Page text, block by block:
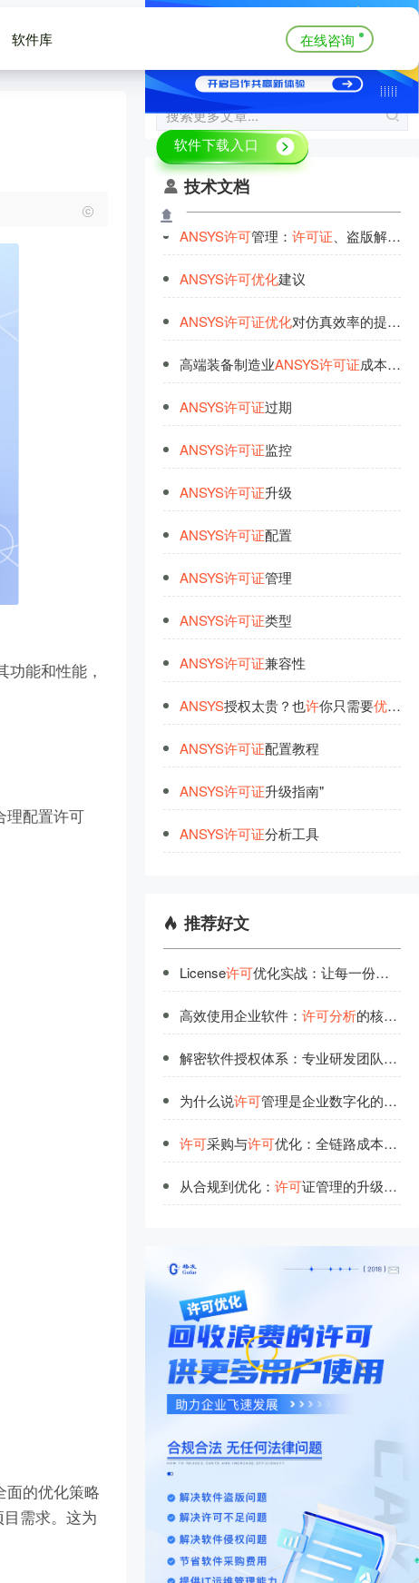
软件库 在线咨询
能和性能，
理配置许可
面的优化策略
需求。这为
技术文档
ANSYS许可管理： 许可证 、盗版解决与资产
ANSYS许可优化建议
ANSYS许可证优化对仿真效率的提升作用
高端装备制造业ANSYS许可证成本优
ANSYS许可证过期
ANSYS许可证监控
ANSYS许可证升级
ANSYS许可证配置
ANSYS许可证管理
ANSYS许可证类型
ANSYS许可证兼容性
ANSYS授权太贵？也许你只需要优化
ANSYS许可证配置教程
ANSYS许可证升级指南"
ANSYS许可证分析工具
推荐好文
License许可优化实战：让每一份许可
高效使用企业软件： 许可分析的核心指标解读
解密软件授权体系：专业研发团队的技术解读
为什么说许可管理是企业数字化的基础工程？
许可采购与许可优化：全链路成本管控方案
从合规到优化： 许可证管理的升级之道